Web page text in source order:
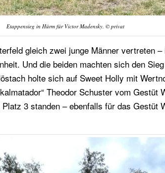
Etappensieg in Hürm für Victor Madensky. © privat
gleich zwei junge Männer vertreten
Und die beiden machten sich den
holte sich auf Sweet Holly mit
Theodor Schuster vom Gestüt
3 standen – ebenfalls für das Gestüt